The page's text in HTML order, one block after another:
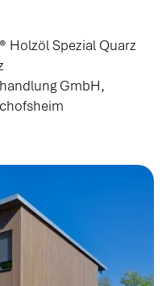
Holzöl Spezial Quarz
GmbH,